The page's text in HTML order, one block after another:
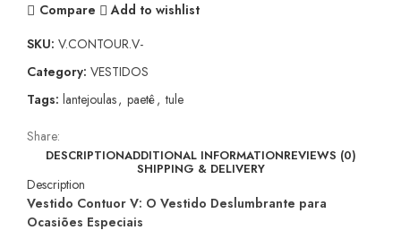
Compare
Add to wishlist
SKU: V.CONTOUR.V-
Category: VESTIDOS
Tags: lantejoulas, paetê, tule
Share:
DESCRIPTIONADDITIONAL INFORMATIONREVIEWS (0)
SHIPPING & DELIVERY
Description
Vestido Contuor V: O Vestido Deslumbrante para
Ocasiões Especiais